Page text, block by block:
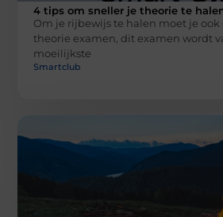
4 tips om sneller je theorie te
Om je rijbewijs te halen moet je ook
theorie examen, dit examen wordt
moeilijkste
Smartclub